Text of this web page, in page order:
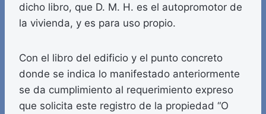
dicho libro, que D. M. H. es el autopromotor de
la vivienda, y es para uso propio.
Con el libro del edificio y el punto concreto
donde se indica lo manifestado anteriormente
se da cumplimiento al requerimiento expreso
que solicita este registro de la propiedad “O